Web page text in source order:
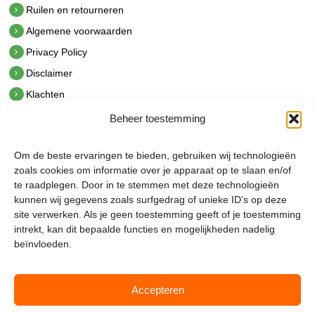
Beheer toestemming
Om de beste ervaringen te bieden, gebruiken wij technologieën
zoals cookies om informatie over je apparaat op te slaan en/of
te raadplegen. Door in te stemmen met deze technologieën
kunnen wij gegevens zoals surfgedrag of unieke ID’s op deze
site verwerken. Als je geen toestemming geeft of je toestemming
intrekt, kan dit bepaalde functies en mogelijkheden nadelig
beïnvloeden.
Accepteren
Ruilen en retourneren
Algemene voorwaarden
Privacy Policy
Disclaimer
Klachten
hetindustriehuis B.V.
De Hoek 1 1601 MR Enkhuizen
t.0228 53 00 40
e.info@hetindustriehuis.com
KVK 51483904
BTW NL850044522B01